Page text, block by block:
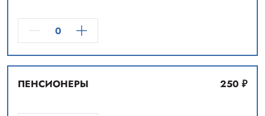
обоза возможно только для посетителей от 8 лет.
Посещение Художественной галереи не входит в стоимость
ПЕНСИОНЕРЫ 250 ₽